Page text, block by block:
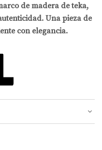
de madera de teka,
Una pieza de
con elegancia.